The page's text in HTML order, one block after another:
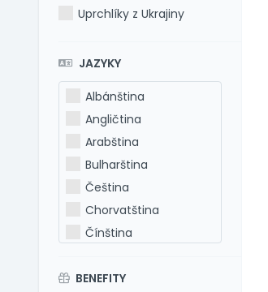
Uprchlíky z Ukrajiny
JAZYKY
Albánština
Angličtina
Arabština
Bulharština
Čeština
Chorvatština
Čínština
Francouzština
BENEFITY